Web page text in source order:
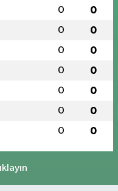
0 0
0 0
0 0
0 0
0 0
0 0
0 0